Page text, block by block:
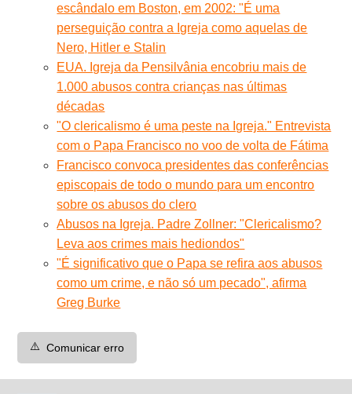
escândalo em Boston, em 2002: "É uma
perseguição contra a Igreja como aquelas de
Nero, Hitler e Stalin
EUA. Igreja da Pensilvânia encobriu mais de
1.000 abusos contra crianças nas últimas
décadas
"O clericalismo é uma peste na Igreja." Entrevista
com o Papa Francisco no voo de volta de Fátima
Francisco convoca presidentes das conferências
episcopais de todo o mundo para um encontro
sobre os abusos do clero
Abusos na Igreja. Padre Zollner: "Clericalismo?
Leva aos crimes mais hediondos"
"É significativo que o Papa se refira aos abusos
como um crime, e não só um pecado", afirma
Greg Burke
⚠️ Comunicar erro